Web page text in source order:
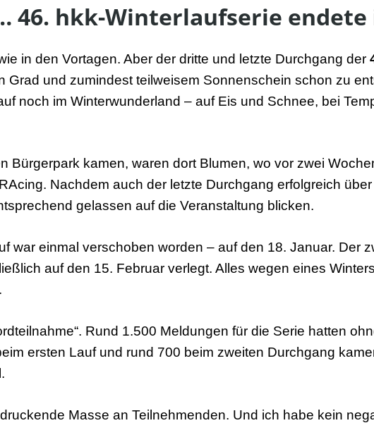
46. hkk-Winterlaufserie
in den Vortagen. Aber der dritte und letzte Durchgang der
Grad und zumindest teilweisem Sonnenschein schon zu
noch im Winterwunderland – auf Eis und Schnee, bei
Bürgerpark kamen, waren dort Blumen, wo vor zwei
Nachdem auch der letzte Durchgang erfolgreich
gelassen auf die Veranstaltung blicken.
war einmal verschoben worden – auf den 18. Januar. Der
auf den 15. Februar verlegt. Alles wegen eines
Rund 1.500 Meldungen für die Serie hatten
ersten Lauf und rund 700 beim zweiten Durchgang
Masse an Teilnehmenden. Und ich habe kein